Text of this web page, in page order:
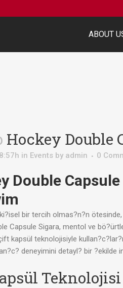
ABOUT
Hockey Double
in Events by admin 0
Double
bir tercih olmas?n?n
Capsule Sigara, mentol ve
kapsül teknolojisiyle
deneyimini detayl? bir ?ekilde